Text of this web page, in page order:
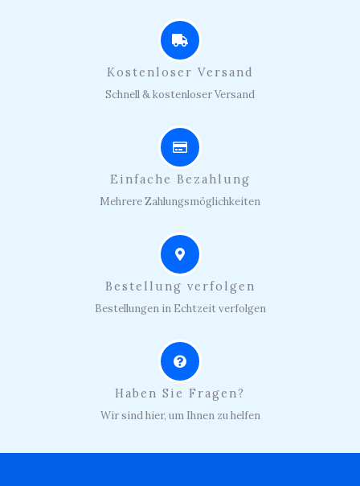
Kostenloser Versand
Schnell & kostenloser Versand
Einfache Bezahlung
Mehrere Zahlungsmöglichkeiten
Bestellung verfolgen
Bestellungen in Echtzeit verfolgen
Haben Sie Fragen?
Wir sind hier, um Ihnen zu helfen